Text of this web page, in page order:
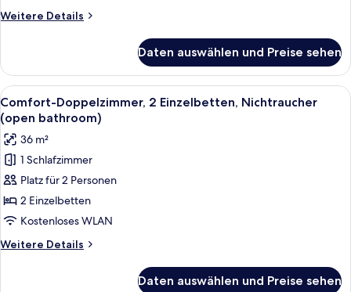
Weitere Details
Weitere
Zimmer
(open
bathroom)
Daten auswählen und Preise sehen
Alle
Fotos
für
Comfort-
Doppelzimmer,
2 Einzelbetten,
Nichtraucher
(open
bathroom)
anzeigen
Ein Hotelzimmer mit einem großen
2
Comfort-Doppelzimmer, 2 Einzelbetten, Nichtraucher
(open bathroom)
36 m²
1 Schlafzimmer
Platz für 2 Personen
2 Einzelbetten
Kostenloses WLAN
Weitere Details
Weitere
Daten auswählen und Preise sehen